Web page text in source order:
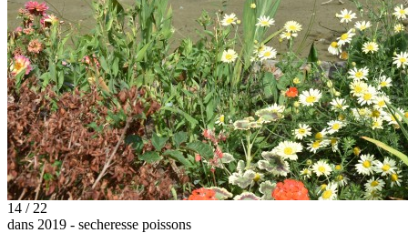
14 / 22
dans 2019 - secheresse poissons